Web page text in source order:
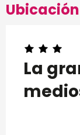
Ubicación
La